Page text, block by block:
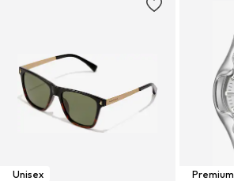
Unisex
Premium